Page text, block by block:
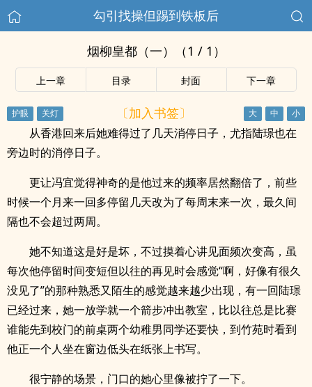
勾引找操但踢到铁板后
烟柳皇都（一）（1 / 1）
上一章 目录 封面 下一章
〔加入书签〕
从香港回来后她难得过了几天消停日子，尤指陆璟也在
旁边时的消停日子。
更让冯宜觉得神奇的是他过来的频率居然翻倍了，前些
时候一个月来一回多停留几天改为了每周末来一次，最久间
隔也不会超过两周。
她不知道这是好是坏，不过摸着心讲见面频次变高，虽
每次他停留时间变短但以往的再见时会感觉“啊，好像有很久
没见了”的那种熟悉又陌生的感觉越来越少出现，有一回陆璟
已经过来，她一放学就一个箭步冲出教室，比以往总是比赛
谁能先到校门的前桌两个幼稚男同学还要快，到竹苑时看到
他正一个人坐在窗边低头在纸张上书写。
很宁静的场景，门口的她心里像被拧了一下。